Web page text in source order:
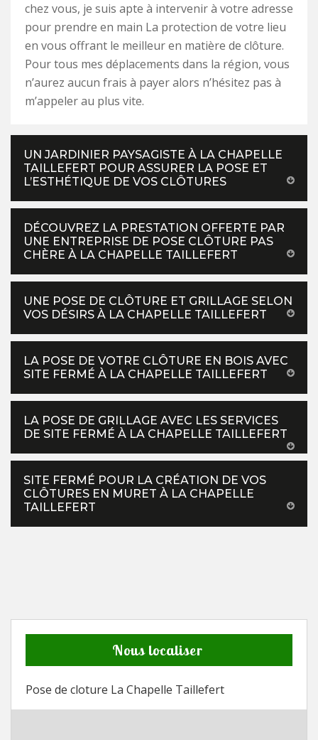
chez vous, je suis apte à intervenir à votre adresse
pour prendre en main La protection de votre lieu
en vous offrant le meilleur en matière de clôture.
Pour tous mes déplacements dans la région, vous
n’aurez aucun frais à payer alors n’hésitez pas à
m’appeler au plus vite.
UN JARDINIER PAYSAGISTE À LA CHAPELLE
TAILLEFERT POUR ASSURER LA POSE ET
L’ESTHÉTIQUE DE VOS CLÔTURES
DÉCOUVREZ LA PRESTATION OFFERTE PAR
UNE ENTREPRISE DE POSE CLÔTURE PAS
CHÈRE À LA CHAPELLE TAILLEFERT
UNE POSE DE CLÔTURE ET GRILLAGE SELON
VOS DÉSIRS À LA CHAPELLE TAILLEFERT
LA POSE DE VOTRE CLÔTURE EN BOIS AVEC
SITE FERMÉ À LA CHAPELLE TAILLEFERT
LA POSE DE GRILLAGE AVEC LES SERVICES
DE SITE FERMÉ À LA CHAPELLE TAILLEFERT
SITE FERMÉ POUR LA CRÉATION DE VOS
CLÔTURES EN MURET À LA CHAPELLE
TAILLEFERT
Nous localiser
Pose de cloture La Chapelle Taillefert